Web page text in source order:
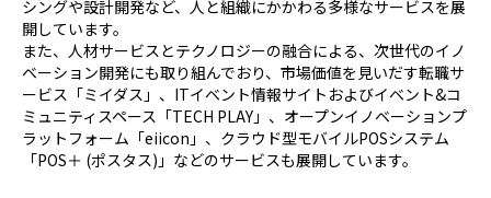
シングや設計開発など、人と組織にかかわる多様なサービスを展
開しています。
また、人材サービスとテクノロジーの融合による、次世代のイノ
ベーション開発にも取り組んでおり、市場価値を見いだす転職サ
ービス「ミイダス」、ITイベント情報サイトおよびイベント&コ
ミュニティスペース「TECH PLAY」、オープンイノベーションプ
ラットフォーム「eiicon」、クラウド型モバイルPOSシステム
「POS＋ (ポスタス)」などのサービスも展開しています。